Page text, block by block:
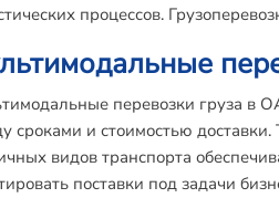
процессов.
перевозки груза в
сроками и стоимостью
видов транспорта
поставки под задачи